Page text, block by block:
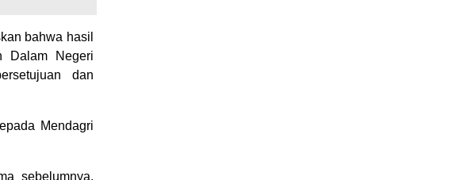
bahwa hasil
Dalam Negeri
dan
Mendagri
sebelumnya,